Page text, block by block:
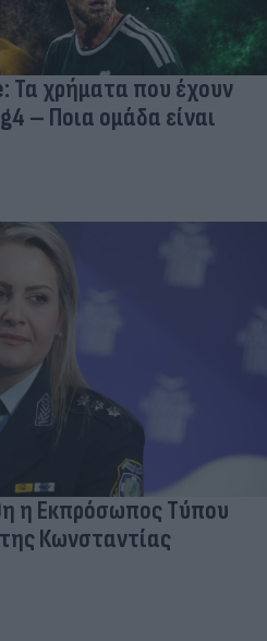
Τα χρήματα που έχουν
– Ποια ομάδα είναι
η Εκπρόσωπος Τύπου
Κωνσταντίας